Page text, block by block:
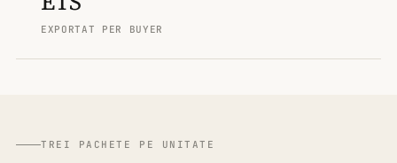
EXPORTAT PER BUYER
TREI PACHETE PE UNITATE